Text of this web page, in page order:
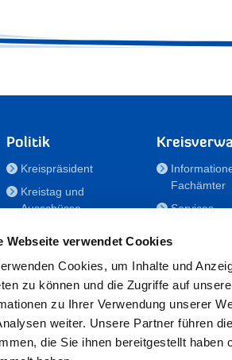
Webseite verwendet Cookies
Cookies, um Inhalte und
zu können und die Zugriffe auf
zu Ihrer Verwendung unserer
weiter. Unsere Partner führen
die Sie ihnen bereitgestellt
Politik
Kreispräsident
Kreistag und
Ausschüsse
für Menschen mit
Behinderung
Der
Kreisseniorenbeirat
Förderstiftung
Fördergesellschaft/Sportförderung
Fachämter
Services
Notdienste
Formulare/
RSS-Feeds